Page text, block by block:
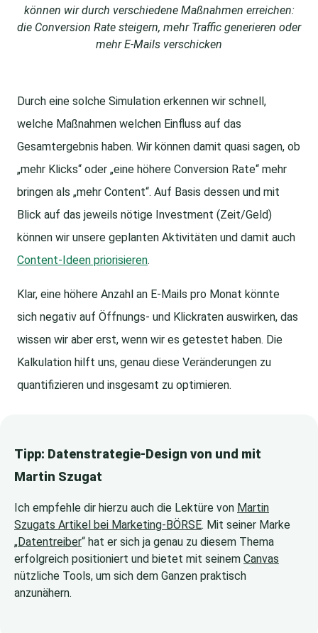
können wir durch verschiedene Maßnahmen erreichen:
die Conversion Rate steigern, mehr Traffic generieren oder
mehr E-Mails verschicken
Durch eine solche Simulation erkennen wir schnell,
welche Maßnahmen welchen Einfluss auf das
Gesamtergebnis haben. Wir können damit quasi sagen, ob
„mehr Klicks“ oder „eine höhere Conversion Rate“ mehr
bringen als „mehr Content“. Auf Basis dessen und mit
Blick auf das jeweils nötige Investment (Zeit/Geld)
können wir unsere geplanten Aktivitäten und damit auch
Content-Ideen priorisieren.
Klar, eine höhere Anzahl an E-Mails pro Monat könnte
sich negativ auf Öffnungs- und Klickraten auswirken, das
wissen wir aber erst, wenn wir es getestet haben. Die
Kalkulation hilft uns, genau diese Veränderungen zu
quantifizieren und insgesamt zu optimieren.
Tipp: Datenstrategie-Design von und mit
Martin Szugat
Ich empfehle dir hierzu auch die Lektüre von Martin
Szugats Artikel bei Marketing-BÖRSE. Mit seiner Marke
„Datentreiber“ hat er sich ja genau zu diesem Thema
erfolgreich positioniert und bietet mit seinem Canvas
nützliche Tools, um sich dem Ganzen praktisch
anzunähern.